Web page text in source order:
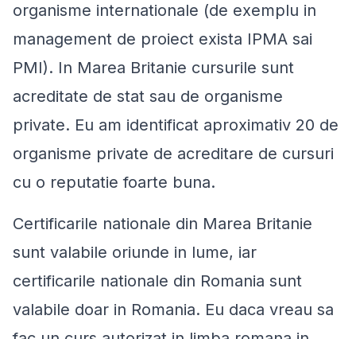
organisme internationale (de exemplu in
management de proiect exista IPMA sai
PMI). In Marea Britanie cursurile sunt
acreditate de stat sau de organisme
private. Eu am identificat aproximativ 20 de
organisme private de acreditare de cursuri
cu o reputatie foarte buna.
Certificarile nationale din Marea Britanie
sunt valabile oriunde in lume, iar
certificarile nationale din Romania sunt
valabile doar in Romania. Eu daca vreau sa